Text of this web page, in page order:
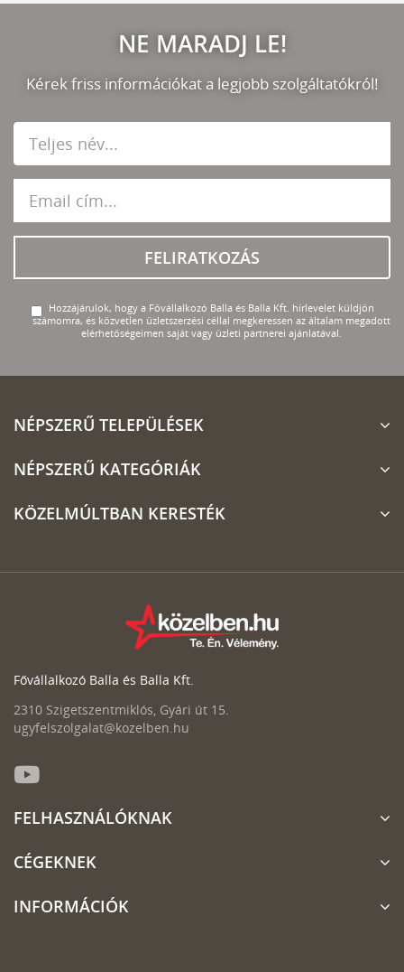
NE MARADJ LE!
Kérek friss információkat a legjobb szolgáltatókról!
FELIRATKOZÁS
Hozzájárulok, hogy a Fővállalkozó Balla és Balla Kft. hírlevelet küldjön
számomra, és közvetlen üzletszerzési céllal megkeressen az általam megadott
elérhetőségeimen saját vagy üzleti partnerei ajánlatával.
NÉPSZERŰ TELEPÜLÉSEK
NÉPSZERŰ KATEGÓRIÁK
KÖZELMÚLTBAN KERESTÉK
Fővállalkozó Balla és Balla Kft.
2310 Szigetszentmiklós, Gyári út 15.
ugyfelszolgalat@kozelben.hu
FELHASZNÁLÓKNAK
CÉGEKNEK
INFORMÁCIÓK